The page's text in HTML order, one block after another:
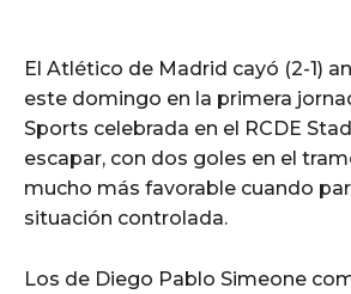
El Atlético de Madrid cayó (2-1)
este domingo en la primera
Sports celebrada en el RCDE
escapar, con dos goles en el
mucho más favorable cuando
situación controlada.
Los de Diego Pablo Simeone